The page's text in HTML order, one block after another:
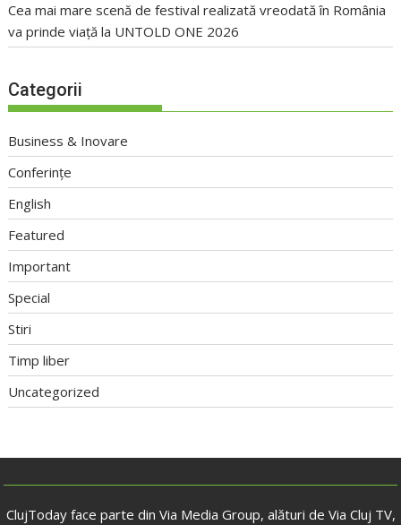
Cea mai mare scenă de festival realizată vreodată în România
va prinde viață la UNTOLD ONE 2026
Categorii
Business & Inovare
Conferințe
English
Featured
Important
Special
Stiri
Timp liber
Uncategorized
ClujToday face parte din Via Media Group, alături de Via Cluj TV,